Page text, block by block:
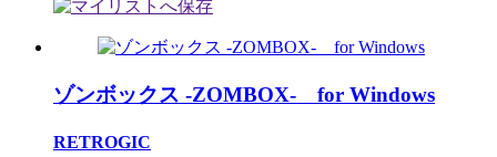
ゾンボックス -ZOMBOX- for Windows
RETROGIC